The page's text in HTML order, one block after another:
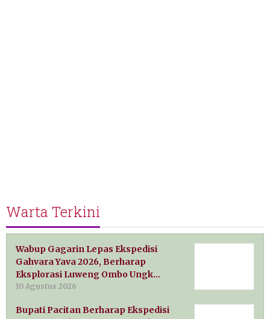
Warta Terkini
Wabup Gagarin Lepas Ekspedisi
Gahvara Yava 2026, Berharap
Eksplorasi Luweng Ombo Ungk…
10 Agustus 2026
Bupati Pacitan Berharap Ekspedisi